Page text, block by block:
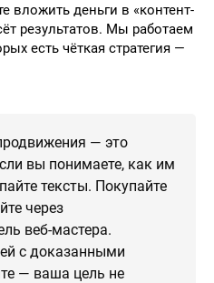
вложить деньги в «контент-
результатов. Мы работаем
есть чёткая стратегия —
— это
вы понимаете, как им
тексты. Покупайте
через
веб-мастера.
с доказанными
— ваша цель не